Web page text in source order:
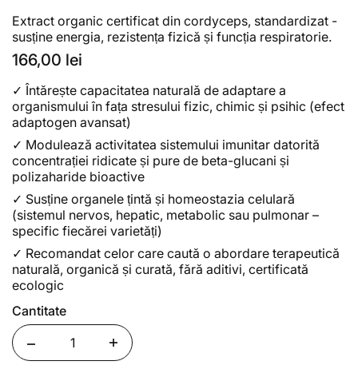
Extract organic certificat din cordyceps, standardizat -
susține energia, rezistența fizică și funcția respiratorie.
166,00 lei
✓ Întărește capacitatea naturală de adaptare a
organismului în fața stresului fizic, chimic și psihic (efect
adaptogen avansat)
✓ Modulează activitatea sistemului imunitar datorită
concentrației ridicate și pure de beta-glucani și
polizaharide bioactive
✓ Susține organele țintă și homeostazia celulară
(sistemul nervos, hepatic, metabolic sau pulmonar –
specific fiecărei varietăți)
✓ Recomandat celor care caută o abordare terapeutică
naturală, organică și curată, fără aditivi, certificată
ecologic
Cantitate
Quantity